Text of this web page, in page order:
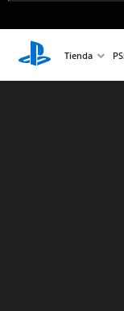
Tienda